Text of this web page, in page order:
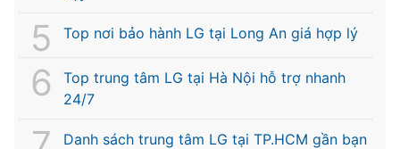
Top nơi bảo hành LG tại Long An giá hợp lý
Top trung tâm LG tại Hà Nội hỗ trợ nhanh
24/7
Danh sách trung tâm LG tại TP.HCM gần bạn